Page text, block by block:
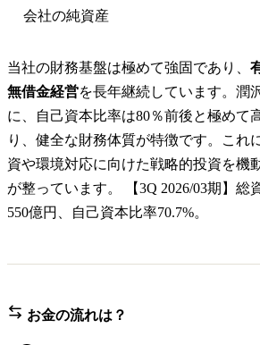
会社の純資産
当社の財務基盤は極めて強固であり、
無借金経営を長年継続しています。潤
に、自己資本比率は80％前後と極めて
り、健全な財務体質が特徴です。これ
資や環境対応に向けた戦略的投資を機
が整っています。 【3Q 2026/03期】総
550億円、自己資本比率70.7%。
お金の流れは？